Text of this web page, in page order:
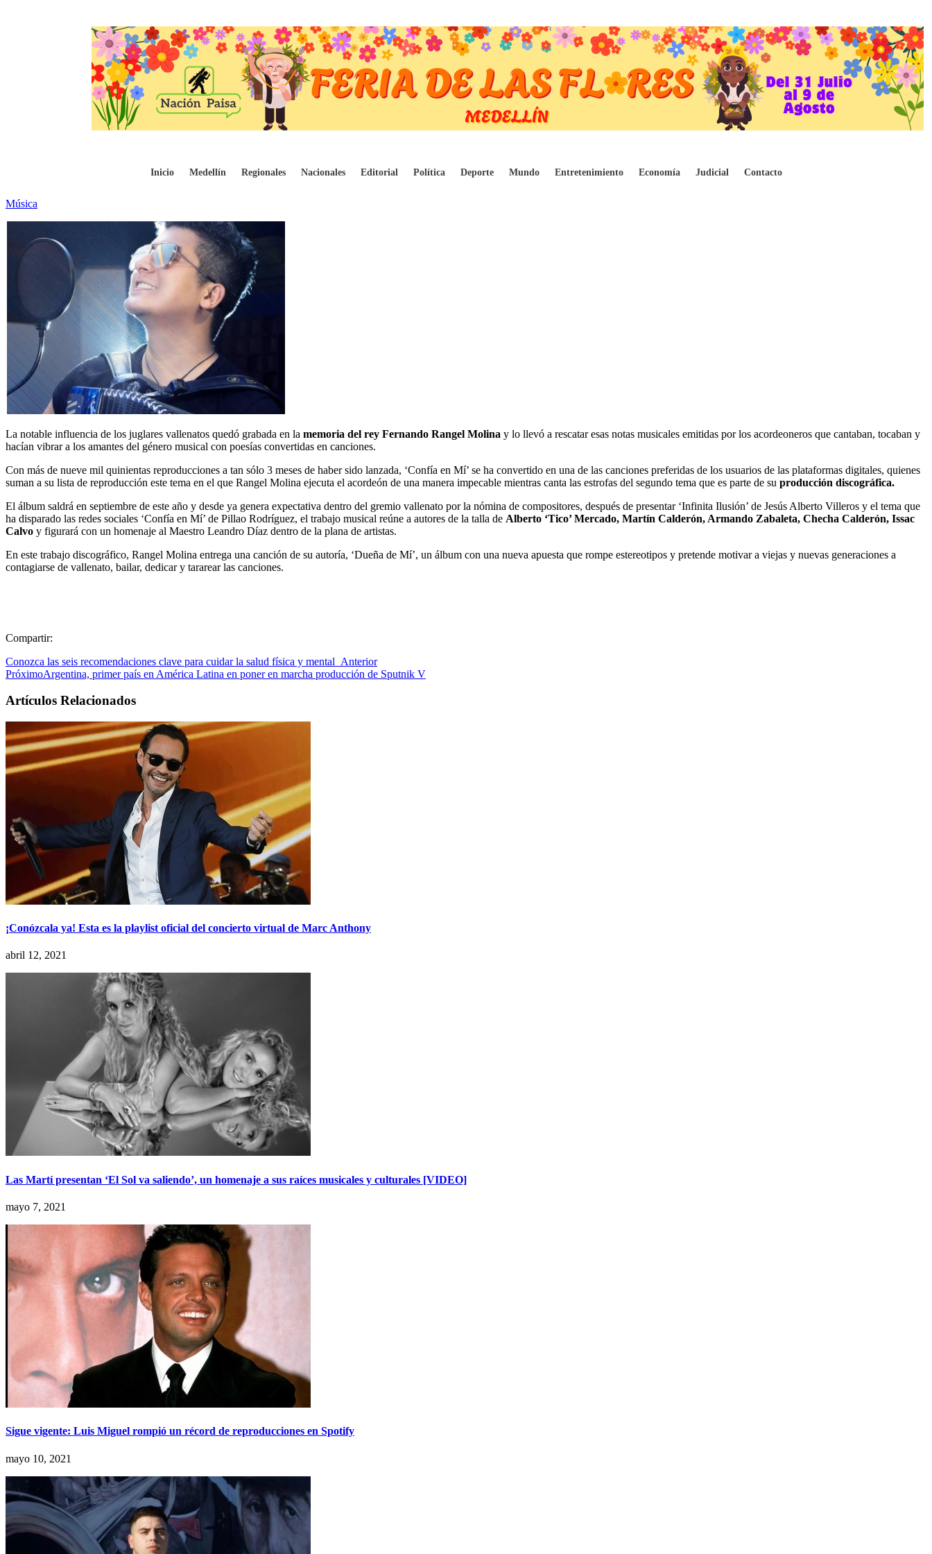
Inicio Medellín Regionales Nacionales Editorial Política Deporte Mundo Entretenimiento Economía Judicial Contacto
‘Confía en Mí’, hit en las plataformas digitales: La nueva apuesta de Fernando Rangel Molina
Música
La notable influencia de los juglares vallenatos quedó grabada en la memoria del rey Fernando Rangel Molina y lo llevó a rescatar esas notas musicales emitidas por los acordeoneros que cantaban, tocaban y
hacían vibrar a los amantes del género musical con poesías convertidas en canciones.
Con más de nueve mil quinientas reproducciones a tan sólo 3 meses de haber sido lanzada, ‘Confía en Mí’ se ha convertido en una de las canciones preferidas de los usuarios de las plataformas digitales, quienes
suman a su lista de reproducción este tema en el que Rangel Molina ejecuta el acordeón de una manera impecable mientras canta las estrofas del segundo tema que es parte de su producción discográfica.
El álbum saldrá en septiembre de este año y desde ya genera expectativa dentro del gremio vallenato por la nómina de compositores, después de presentar ‘Infinita Ilusión’ de Jesús Alberto Villeros y el tema que
ha disparado las redes sociales ‘Confía en Mí’ de Pillao Rodríguez, el trabajo musical reúne a autores de la talla de Alberto ‘Tico’ Mercado, Martín Calderón, Armando Zabaleta, Checha Calderón, Issac
Calvo y figurará con un homenaje al Maestro Leandro Díaz dentro de la plana de artistas.
En este trabajo discográfico, Rangel Molina entrega una canción de su autoría, ‘Dueña de Mí’, un álbum con una nueva apuesta que rompe estereotipos y pretende motivar a viejas y nuevas generaciones a
contagiarse de vallenato, bailar, dedicar y tararear las canciones.
Compartir:
Conozca las seis recomendaciones clave para cuidar la salud física y mental Anterior
PróximoArgentina, primer país en América Latina en poner en marcha producción de Sputnik V
Artículos Relacionados
¡Conózcala ya! Esta es la playlist oficial del concierto virtual de Marc Anthony
abril 12, 2021
Las Martí presentan ‘El Sol va saliendo’, un homenaje a sus raíces musicales y culturales [VIDEO]
mayo 7, 2021
Sigue vigente: Luis Miguel rompió un récord de reproducciones en Spotify
mayo 10, 2021